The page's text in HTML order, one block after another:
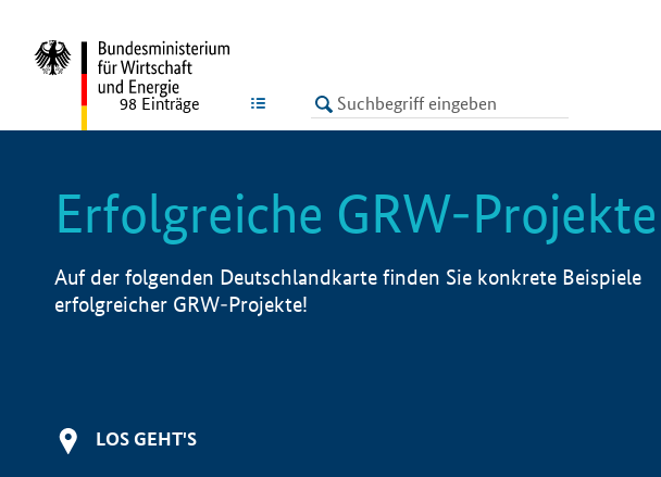
LISTE
98 Einträge
Erfolgreiche GRW-Projekte
Auf der folgenden Deutschlandkarte finden Sie konkrete Beispiele
erfolgreicher GRW-Projekte!
LOS GEHT'S